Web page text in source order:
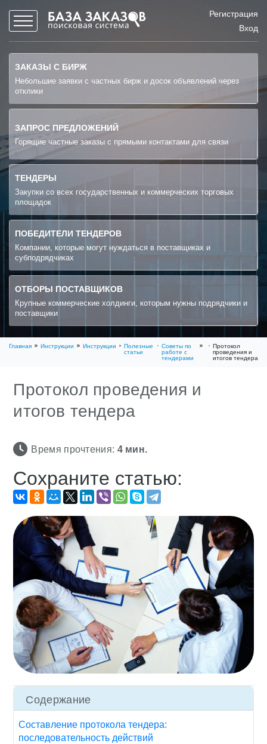
Регистрация
Вход
ЗАКАЗЫ С БИРЖ
Небольшие заявки с частных бирж и досок объявлений через
отклики
ЗАПРОС ПРЕДЛОЖЕНИЙ
Горящие частные заказы с прямыми контактами для связи
ТЕНДЕРЫ
Закупки со всех государственных и коммерческих торговых
площадок
ПОБЕДИТЕЛИ ТЕНДЕРОВ
Компании, которые могут нуждаться в поставщиках и
субподрядчиках
ОТБОРЫ ПОСТАВЩИКОВ
Крупные коммерческие холдинги, которым нужны подрядчики и
поставщики
Главная Инструкции Инструкции
Полезные
статьи
Советы по
работе с
тендерами
Протокол
проведения и
итогов тендера
Протокол проведения и
итогов тендера
Время прочтения: 4мин.
Сохраните статью:
Содержание
Составление протокола тендера:
последовательность действий